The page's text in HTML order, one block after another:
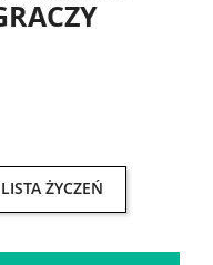
LISTA ŻYCZEŃ